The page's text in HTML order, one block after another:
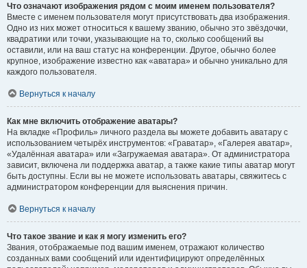
Что означают изображения рядом с моим именем пользователя?
Вместе с именем пользователя могут присутствовать два изображения.
Одно из них может относиться к вашему званию, обычно это звёздочки,
квадратики или точки, указывающие на то, сколько сообщений вы
оставили, или на ваш статус на конференции. Другое, обычно более
крупное, изображение известно как «аватара» и обычно уникально для
каждого пользователя.
Вернуться к началу
Как мне включить отображение аватары?
На вкладке «Профиль» личного раздела вы можете добавить аватару с
использованием четырёх инструментов: «Граватар», «Галерея аватар»,
«Удалённая аватара» или «Загружаемая аватара». От администратора
зависит, включена ли поддержка аватар, а также какие типы аватар могут
быть доступны. Если вы не можете использовать аватары, свяжитесь с
администратором конференции для выяснения причин.
Вернуться к началу
Что такое звание и как я могу изменить его?
Звания, отображаемые под вашим именем, отражают количество
созданных вами сообщений или идентифицируют определённых